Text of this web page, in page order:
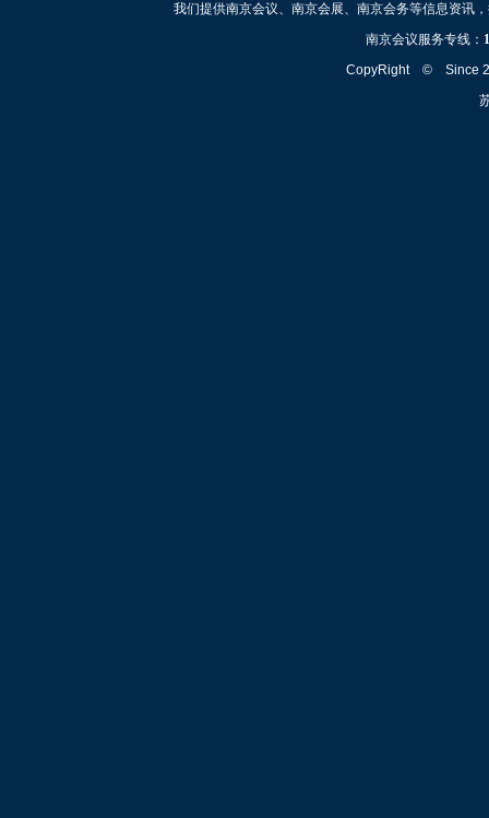
我们提供南京会议、南京会展、南京会务等信息资讯
南京会议服务专线：
CopyRight © Since